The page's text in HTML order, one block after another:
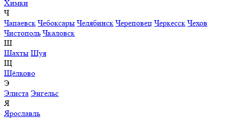
Химки
Ч
Чапаевск Чебоксары Челябинск Череповец Черкесск Чехов
Чистополь Чкаловск
Ш
Шахты Шуя
Щ
Щёлково
Э
Элиста Энгельс
Я
Ярославль